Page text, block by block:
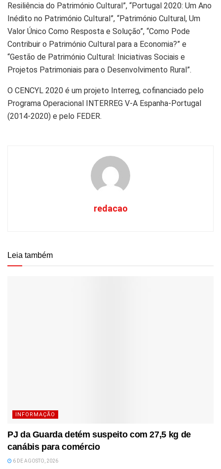
Resiliência do Património Cultural”, “Portugal 2020: Um Ano
Inédito no Património Cultural”, “Património Cultural, Um
Valor Único Como Resposta e Solução”, “Como Pode
Contribuir o Património Cultural para a Economia?” e
“Gestão de Património Cultural: Iniciativas Sociais e
Projetos Patrimoniais para o Desenvolvimento Rural”.
O CENCYL 2020 é um projeto Interreg, cofinanciado pelo
Programa Operacional INTERREG V-A Espanha-Portugal
(2014-2020) e pelo FEDER.
redacao
Leia também
INFORMAÇÃO
PJ da Guarda detém suspeito com 27,5 kg de
canábis para comércio
6 DE AGOSTO, 2026